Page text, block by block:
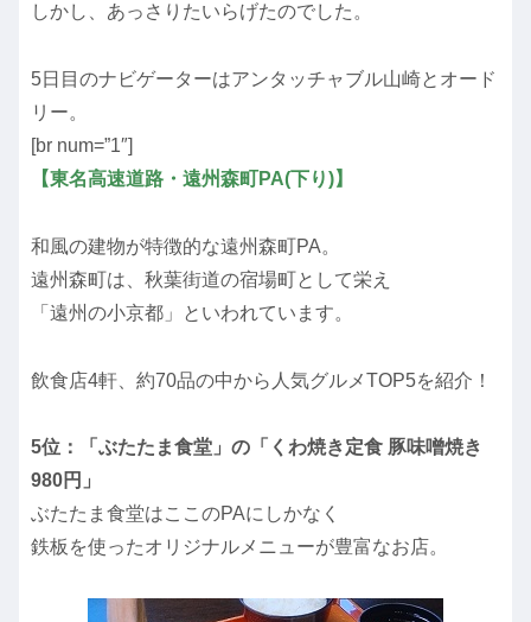
しかし、あっさりたいらげたのでした。
5日目のナビゲーターはアンタッチャブル山崎とオード
リー。
[br num=”1″]
【東名高速道路・遠州森町PA(下り)】
和風の建物が特徴的な遠州森町PA。
遠州森町は、秋葉街道の宿場町として栄え
「遠州の小京都」といわれています。
飲食店4軒、約70品の中から人気グルメTOP5を紹介！
5位：「ぶたたま食堂」の「くわ焼き定食 豚味噌焼き
980円」
ぶたたま食堂はここのPAにしかなく
鉄板を使ったオリジナルメニューが豊富なお店。